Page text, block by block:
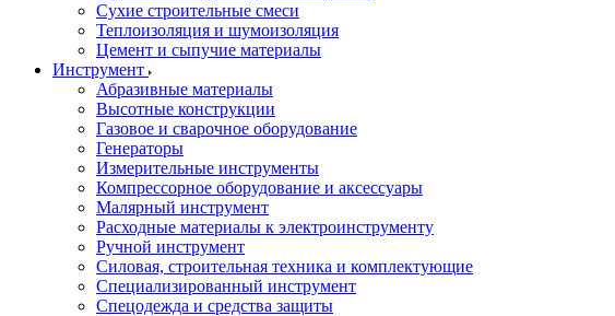
Сухие строительные смеси
Теплоизоляция и шумоизоляция
Цемент и сыпучие материалы
Инструмент
Абразивные материалы
Высотные конструкции
Газовое и сварочное оборудование
Генераторы
Измерительные инструменты
Компрессорное оборудование и аксессуары
Малярный инструмент
Расходные материалы к электроинструменту
Ручной инструмент
Силовая, строительная техника и комплектующие
Специализированный инструмент
Спецодежда и средства защиты